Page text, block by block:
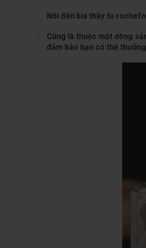
Nói đến bia thầy tu
Cùng là thuộc một dòng
đảm bảo bạn có thể